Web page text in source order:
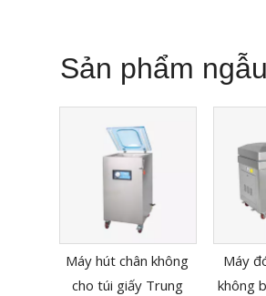
Sản phẩm
Máy hút chân không
cho túi giấy Trung
Máy
không